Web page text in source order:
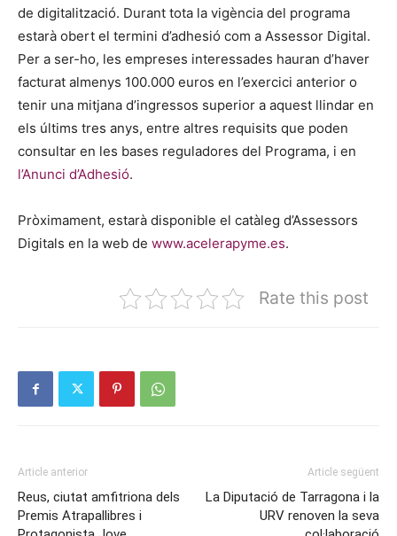
de digitalització. Durant tota la vigència del programa
estarà obert el termini d’adhesió com a Assessor Digital.
Per a ser-ho, les empreses interessades hauran d’haver
facturat almenys 100.000 euros en l’exercici anterior o
tenir una mitjana d’ingressos superior a aquest llindar en
els últims tres anys, entre altres requisits que poden
consultar en les bases reguladores del Programa, i en
l’Anunci d’Adhesió.
Pròximament, estarà disponible el catàleg d’Assessors
Digitals en la web de www.acelerapyme.es.
Rate this post
Article anterior
Reus, ciutat amfitriona dels
Premis Atrapallibres i
Article següent
La Diputació de Tarragona i la
URV renoven la seva